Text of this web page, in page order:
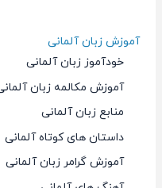
آموزش زبان آلمانی
خودآموز زبان آلمانی
آموزش مکالمه زبان آلمانی
منابع زبان آلمانی
داستان های کوتاه آلمانی
آموزش گرامر زبان آلمانی